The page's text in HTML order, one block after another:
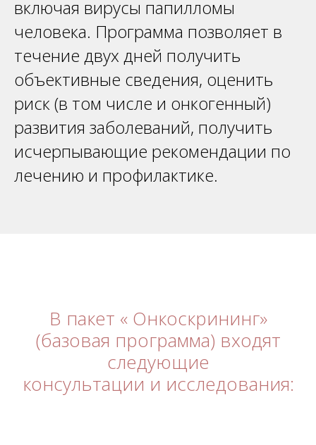
включая вирусы папилломы
человека. Программа позволяет в
течение двух дней получить
объективные сведения, оценить
риск (в том числе и онкогенный)
развития заболеваний, получить
исчерпывающие рекомендации по
лечению и профилактике.
В пакет « Онкоскрининг»
(базовая программа) входят
следующие
консультации и исследования: